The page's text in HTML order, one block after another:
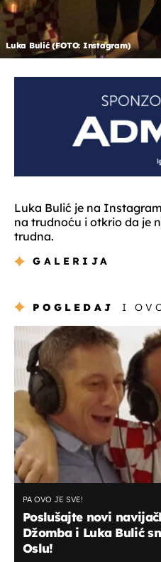
Luka Bulić (FOTO: Instagram)
Luka Bulić je na
na trudnoću i otkrio da je
trudna.
GALERIJA
POGLEDAJ I
PA OVO JE SVE!
Poslušajte novi
Džomba i Luka Bulić
Oslu!